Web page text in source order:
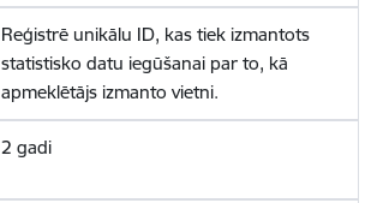
Reģistrē unikālu ID, kas tiek izmantots
statistisko datu iegūšanai par to, kā
apmeklētājs izmanto vietni.
2 gadi